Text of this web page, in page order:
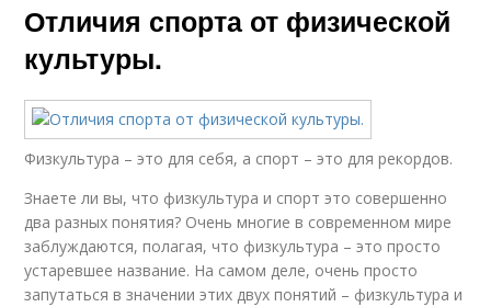
Отличия спорта от физической
культуры.
Физкультура – это для себя, а спорт – это для рекордов.
Знаете ли вы, что физкультура и спорт это совершенно
два разных понятия? Очень многие в современном мире
заблуждаются, полагая, что физкультура – это просто
устаревшее название. На самом деле, очень просто
запутаться в значении этих двух понятий – физкультура и